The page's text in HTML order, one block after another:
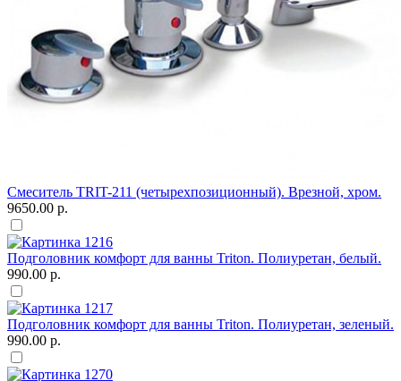
Смеситель TRIT-211 (четырехпозиционный). Врезной, хром.
9650.00 р.
Подголовник комфорт для ванны Triton. Полиуретан, белый.
990.00 р.
Подголовник комфорт для ванны Triton. Полиуретан, зеленый.
990.00 р.